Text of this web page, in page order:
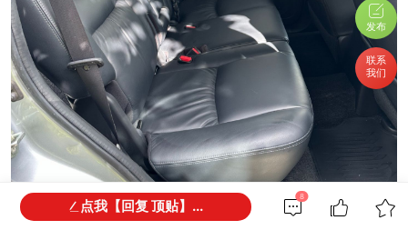
发布
联系
我们
8
点我【回复 顶贴】...